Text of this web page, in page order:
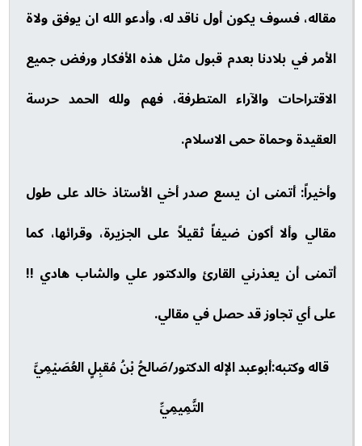
مقاله، فسوف يكون أول ناقد له، وأدعو الله ان يوفق ولاة
الأمر في بلادنا بعدم قبول مثل هذه الأفكار ورفض جميع
الاقتراحات والآراء المتطرفة، فهم ولله الحمد حرسة
العقيدة وحماة حمى الاسلام.
وأخيراً: أتمنى ان يسع صدر أخي الأستاذ خالد على طول
مقالي وألا أكون ضيفاً ثقيلاً على الجزيرة، وقرائها، كما
أتمنى أن يعذرني القارئ والدكتور علي والشاب هادي !!
على أي تجاوز قد حصل في مقالي.
قاله وكتبه:أبوعبد الإله الدكتور/صَالحُ بْنُ مُقبِلٍ العُصَيْمِيَّ
التَّمِيمِيِّ